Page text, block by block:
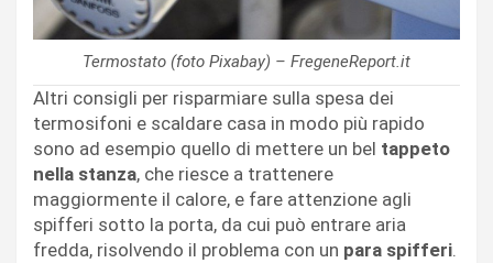
Termostato (foto Pixabay) – FregeneReport.it
Altri consigli per risparmiare sulla spesa dei
termosifoni e scaldare casa in modo più rapido
sono ad esempio quello di mettere un bel tappeto
nella stanza, che riesce a trattenere
maggiormente il calore, e fare attenzione agli
spifferi sotto la porta, da cui può entrare aria
fredda, risolvendo il problema con un para spifferi.